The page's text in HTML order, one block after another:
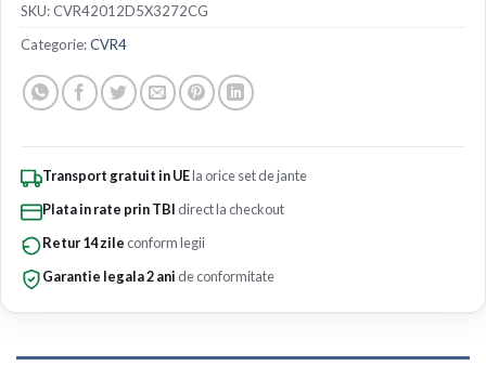
SKU:CVR42012D5X3272CG
Categorie:CVR4
Transport gratuit in UEla orice set de jante
Plata in rate prin TBI direct la checkout
Retur 14 zile conform legii
Garantie legala 2 ani de conformitate